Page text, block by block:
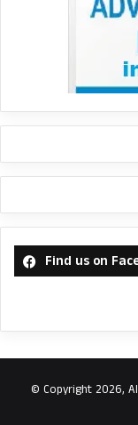
Find us on
© Copyright 2026,